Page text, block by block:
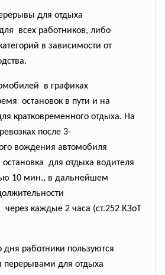
для отдыха
всех работников, либо
в зависимости от
в графиках
остановок в пути и на
кратковременного отдыха. На
после 3-
вождения автомобиля
остановка для отдыха водителя
10 мин., в дальнейшем
через каждые 2 часа (ст.252 КЗоТ
дня работники пользуются
перерывами для отдыха